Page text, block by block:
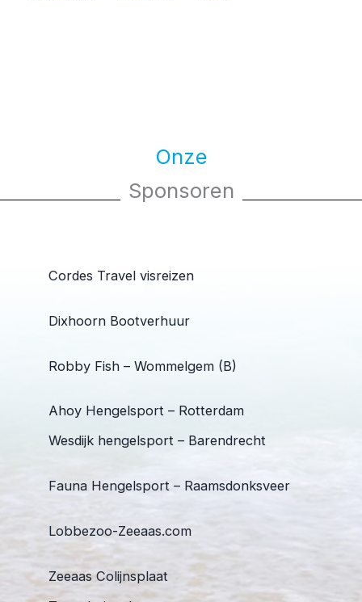
Onze
Sponsoren
Cordes Travel visreizen
Dixhoorn Bootverhuur
Robby Fish – Wommelgem (B)
Ahoy Hengelsport – Rotterdam
Wesdijk hengelsport – Barendrecht
Fauna Hengelsport – Raamsdonksveer
Lobbezoo-Zeeaas.com
Zeeaas Colijnsplaat